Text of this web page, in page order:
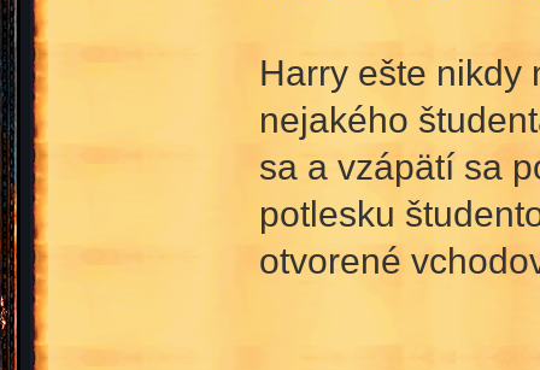
Harry ešte nikdy
nejakého
sa a vzápätí sa
potlesku
otvorené